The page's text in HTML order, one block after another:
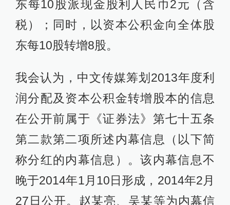
东每10股派现金股利人民币2元（含
税）；同时，以资本公积金向全体股
东每10股转增8股。
我会认为，中文传媒筹划2013年度利
润分配及资本公积金转增股本的信息
在公开前属于《证券法》第七十五条
第二款第二项所述内幕信息（以下简
称分红的内幕信息）。该内幕信息不
晚于2014年1月10日形成，2014年2月
27日公开。赵某亮、吴某等为内幕信